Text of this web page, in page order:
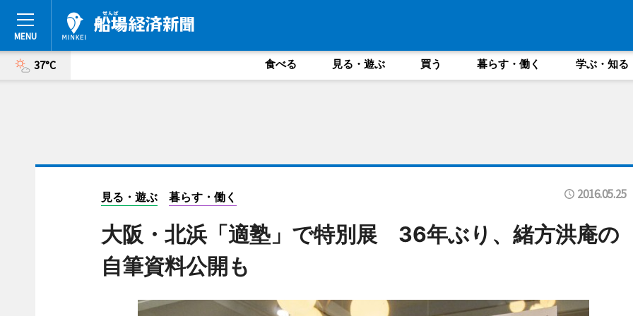
37°C 食べる 見る・遊ぶ 買う 暮らす・働く 学ぶ・知る
見る・遊ぶ 暮らす・働く 2016.05.25
大阪・北浜「適塾」で特別展 36年ぶり、緒方洪庵の
自筆資料公開も